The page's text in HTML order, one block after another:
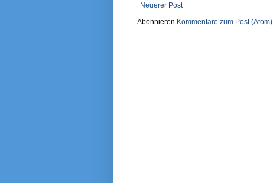
Neuerer Post
Abonnieren Kommentare zum Post (Atom)